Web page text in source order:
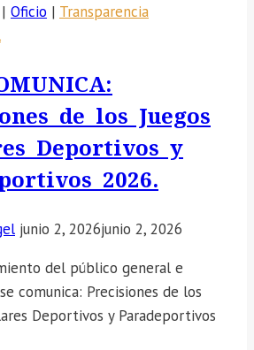
| Oficio | Transparencia
de los Juegos
Deportivos y
2026.
junio 2, 2026junio 2, 2026
del público general e
comunica: Precisiones de los
Deportivos y Paradeportivos